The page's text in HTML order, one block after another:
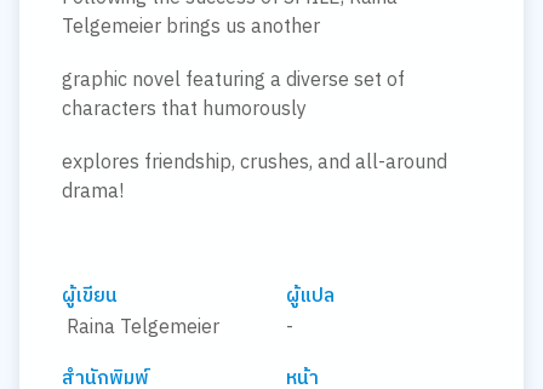
Telgemeier brings us another
graphic novel featuring a diverse set of
characters that humorously
explores friendship, crushes, and all-around
drama!
ผู้เขียน
Raina Telgemeier
ผู้แปล
-
สำนักพิมพ์
หน้า